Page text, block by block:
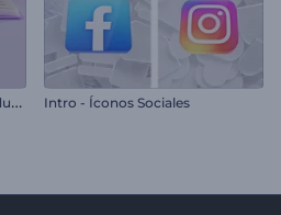
R
evelación del logotipo de Educación Intro - Íconos Sociales